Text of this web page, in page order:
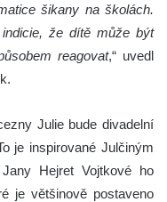
šikany na školách.
že dítě může být
reagovat,“ uvedl
Julie bude divadelní
je inspirované Julčiným
Hejret Vojtkové ho
je většinově postaveno